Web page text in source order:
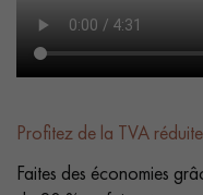
Profitez de la TVA
Faites des économies